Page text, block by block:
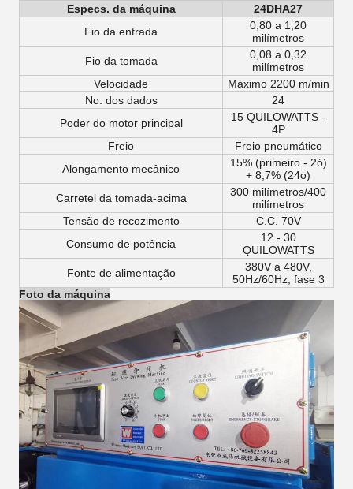
Especs. da máquina
24DHA27
Fio da entrada
0,80 a 1,20
milímetros
Fio da tomada
0,08 a 0,32
milímetros
Velocidade
Máximo 2200 m/min
No. dos dados
24
Poder do motor principal
15 QUILOWATTS -
4P
Freio
Freio pneumático
Alongamento mecânico
15% (primeiro - 2ó)
+ 8,7% (24o)
Carretel da tomada-acima
300 milímetros/400
milímetros
Tensão de recozimento
C.C. 70V
Consumo de potência
12 - 30
QUILOWATTS
Fonte de alimentação
380V a 480V,
50Hz/60Hz, fase 3
Foto da máquina